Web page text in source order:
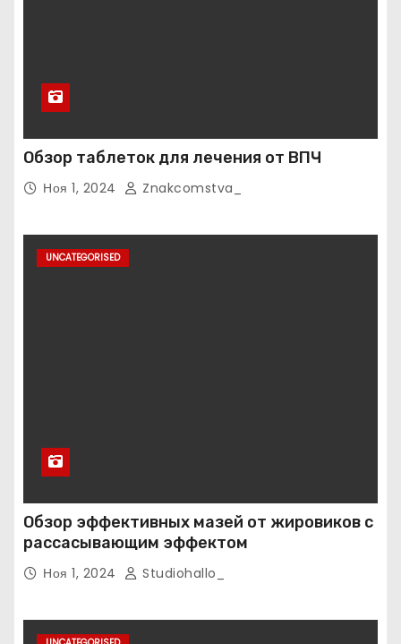
Обзор таблеток для лечения от ВПЧ
Ноя 1, 2024 Znakcomstva_
UNCATEGORISED
Обзор эффективных мазей от жировиков с
рассасывающим эффектом
Ноя 1, 2024 Studiohallo_